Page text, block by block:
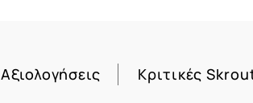
Αξιολογήσεις Κριτικές